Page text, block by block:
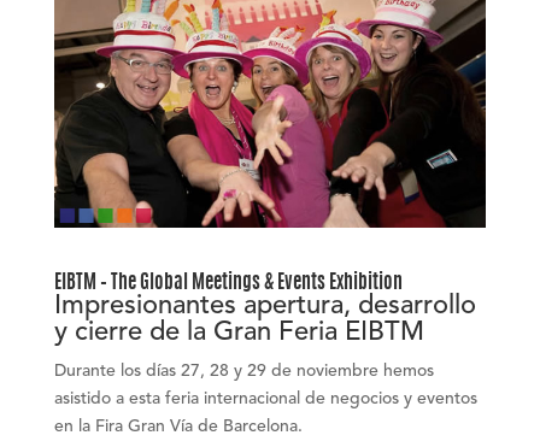
EIBTM – The Global Meetings & Events Exhibition
Impresionantes apertura, desarrollo
y cierre de la Gran Feria EIBTM
Durante los días 27, 28 y 29 de noviembre hemos
asistido a esta feria internacional de negocios y eventos
en la Fira Gran Vía de Barcelona.